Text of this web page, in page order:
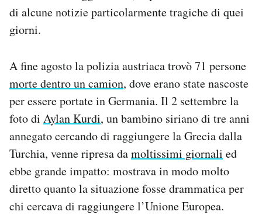
di alcune notizie particolarmente tragiche di quei
giorni.
A fine agosto la polizia austriaca trovò 71 persone
morte dentro un camion, dove erano state nascoste
per essere portate in Germania. Il 2 settembre la
foto di Aylan Kurdi, un bambino siriano di tre anni
annegato cercando di raggiungere la Grecia dalla
Turchia, venne ripresa damoltissimi giornali ed
ebbe grande impatto: mostrava in modo molto
diretto quanto la situazione fosse drammatica per
chi cercava di raggiungere l’Unione Europea.